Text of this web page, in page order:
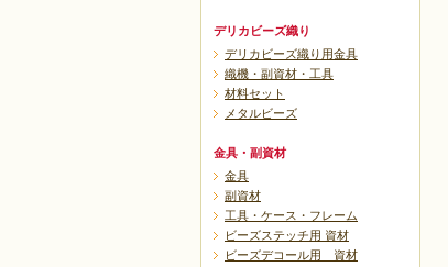
デリカビーズ織り
デリカビーズ織り用金具
織機・副資材・工具
材料セット
メタルビーズ
金具・副資材
金具
副資材
工具・ケース・フレーム
ビーズステッチ用 資材
ビーズデコール用 資材